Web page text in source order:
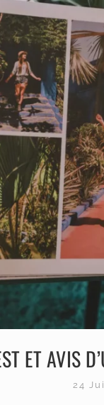
ET AVIS
24